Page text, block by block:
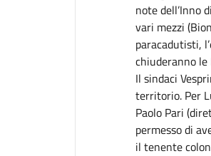
note dell’Inno
vari mezzi
paracadutisti,
chiuderanno le
Il sindaci
territorio. Per
Paolo Pari
permesso di
il tenente